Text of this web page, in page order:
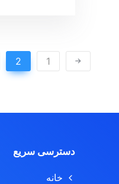
1
2
دسترسی سریع
خانه